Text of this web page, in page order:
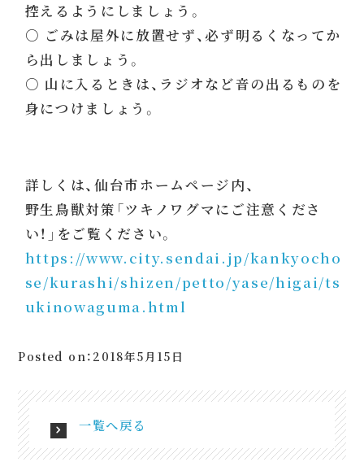
控えるようにしましょう。
○ ごみは屋外に放置せず、必ず明るくなってか
ら出しましょう。
○ 山に入るときは、ラジオなど音の出るものを
身につけましょう。
詳しくは、仙台市ホームページ内、
野生鳥獣対策「ツキノワグマにご注意くださ
い！」をご覧ください。
https://www.city.sendai.jp/kankyocho
se/kurashi/shizen/petto/yase/higai/ts
ukinowaguma.html
Posted on：2018年5月15日
一覧へ戻る